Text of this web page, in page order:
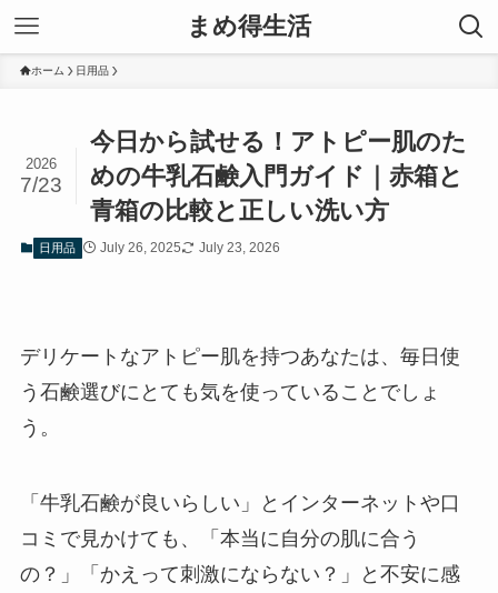
まめ得生活
ホーム 日用品
今日から試せる！アトピー肌のた
めの牛乳石鹸入門ガイド｜赤箱と
青箱の比較と正しい洗い方
2026
7/23
日用品 July 26, 2025 July 23, 2026
デリケートなアトピー肌を持つあなたは、毎日使
う石鹸選びにとても気を使っていることでしょ
う。
「牛乳石鹸が良いらしい」とインターネットや口
コミで見かけても、「本当に自分の肌に合う
の？」「かえって刺激にならない？」と不安に感